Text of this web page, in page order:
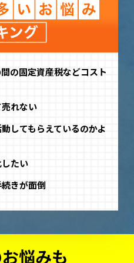
の固定資産税などコスト
れない
してもらえているのかよ
たい
きが面倒
悩みも